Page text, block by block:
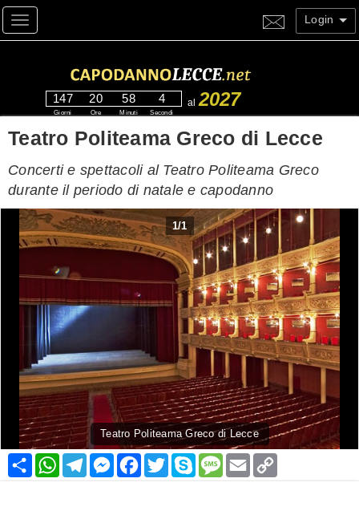
Toggle navigation Login
147
Giorni
20
Ore
58
Minuti
3
Secondi
al 2027
Teatro Politeama Greco di Lecce
Concerti e spettacoli al Teatro Politeama Greco
durante il periodo di natale e capodanno
1/1
Teatro Politeama Greco di Lecce
Condividi
WhatsApp
Telegram
Messenger
Facebook
TwitterSkypeMessage
Email